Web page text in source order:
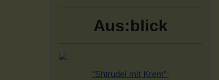
Aus:blick
"Shtrudel mit Krem"